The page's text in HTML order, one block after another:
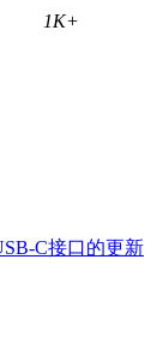
1K+
C接口的更新